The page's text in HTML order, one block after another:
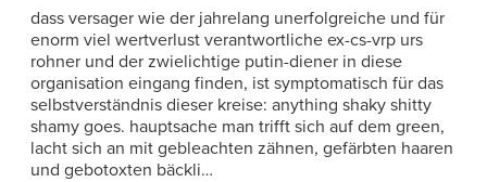
dass versager wie der jahrelang unerfolgreiche und für
enorm viel wertverlust verantwortliche ex-cs-vrp urs
rohner und der zwielichtige putin-diener in diese
organisation eingang finden, ist symptomatisch für das
selbstverständnis dieser kreise: anything shaky shitty
shamy goes. hauptsache man trifft sich auf dem green,
lacht sich an mit gebleachten zähnen, gefärbten haaren
und gebotoxten bäckli…